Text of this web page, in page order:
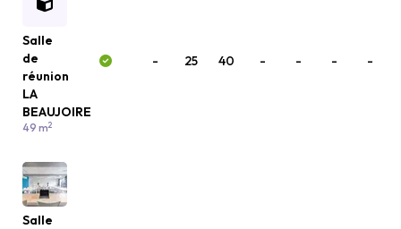
Salle
de
réunion
LA
BEAUJOIRE
49 m2
- 25 40 - - - -
Salle